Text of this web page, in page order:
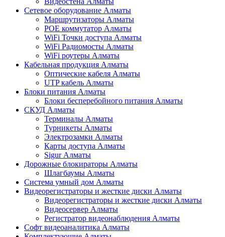
Сетевое оборудование Алматы
Маршрутизаторы Алматы
POE коммутатор Алматы
WiFi Точки доступа Алматы
WiFi Радиомосты Алматы
WiFi роутеры Алматы
Кабельная продукция Алматы
Оптические кабеля Алматы
UTP кабель Алматы
Блоки питания Алматы
Блоки бесперебойного питания Алматы
СКУД Алматы
Терминалы Алматы
Турникеты Алматы
Электрозамки Алматы
Карты доступа Алматы
Sigur Алматы
Дорожные блокираторы Алматы
Шлагбаумы Алматы
Система умный дом Алматы
Видеорегистраторы и жесткие диски Алматы
Видеорегистраторы и жесткие диски Алматы
Видеосервер Алматы
Регистратор видеонаблюдения Алматы
Софт видеоаналитика Алматы